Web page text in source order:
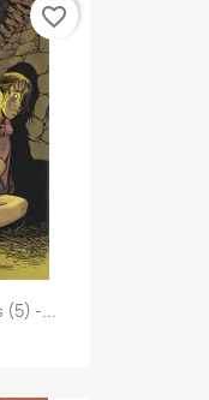
(5) -...
favorite_border